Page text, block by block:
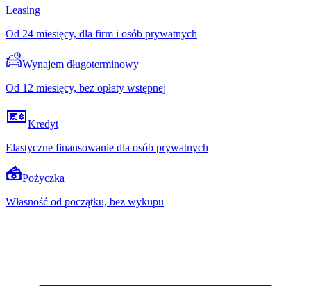
Leasing
Od 24 miesięcy, dla firm i osób prywatnych
Wynajem długoterminowy
Od 12 miesięcy, bez opłaty wstępnej
Kredyt
Elastyczne finansowanie dla osób prywatnych
Pożyczka
Własność od początku, bez wykupu